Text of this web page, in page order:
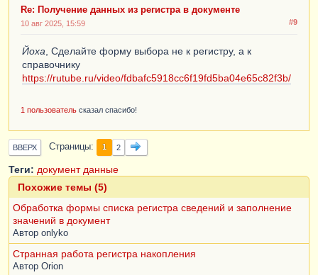
Re: Получение данных из регистра в документе
#9
10 авг 2025, 15:59
Йоха , Сделайте форму выбора не к регистру, а к
справочнику
https://rutube.ru/video/fdbafc5918cc6f19fd5ba04e65c82f3b/
1 пользователь сказал спасибо!
ВВЕРХ Страницы 1 2
Теги: документ данные
Похожие темы (5)
Обработка формы списка регистра сведений и заполнение
значений в документ
Автор onlyko
Странная работа регистра накопления
Автор Orion